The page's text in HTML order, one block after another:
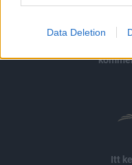
Data Deletion
adatvédelem
Itt